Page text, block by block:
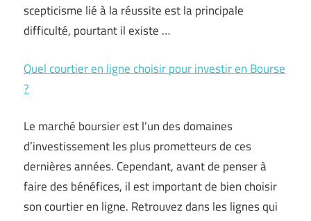
scepticisme lié à la réussite est la principale
difficulté, pourtant il existe …
Quel courtier en ligne choisir pour investir en Bourse
?
Le marché boursier est l’un des domaines
d’investissement les plus prometteurs de ces
dernières années. Cependant, avant de penser à
faire des bénéfices, il est important de bien choisir
son courtier en ligne. Retrouvez dans les lignes qui